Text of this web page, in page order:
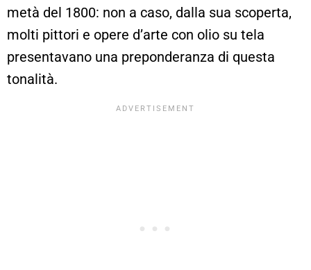
metà del 1800: non a caso, dalla sua scoperta,
molti pittori e opere d’arte con olio su tela
presentavano una preponderanza di questa
tonalità.